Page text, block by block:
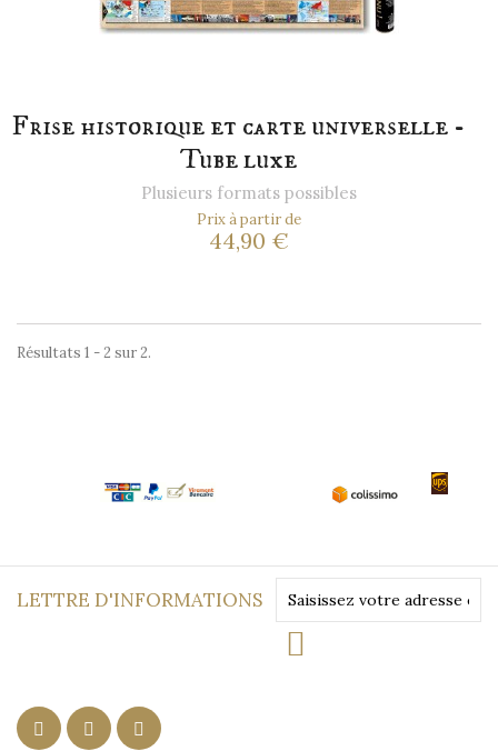
Frise historique et carte universelle -
Tube luxe
Plusieurs formats possibles
Prix à partir de
44,90 €
Résultats 1 - 2 sur 2.
LETTRE D'INFORMATIONS